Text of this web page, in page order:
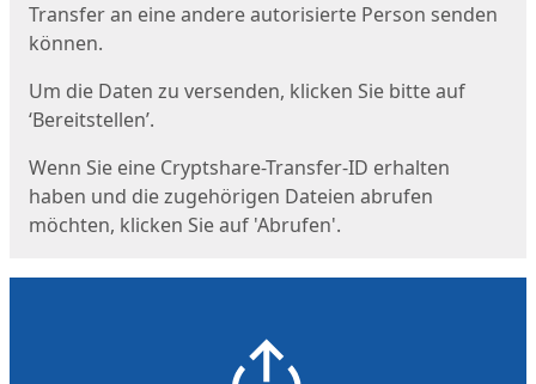
Transfer an eine andere autorisierte Person senden
können.
Um die Daten zu versenden, klicken Sie bitte auf
‘Bereitstellen’.
Wenn Sie eine Cryptshare-Transfer-ID erhalten
haben und die zugehörigen Dateien abrufen
möchten, klicken Sie auf 'Abrufen'.